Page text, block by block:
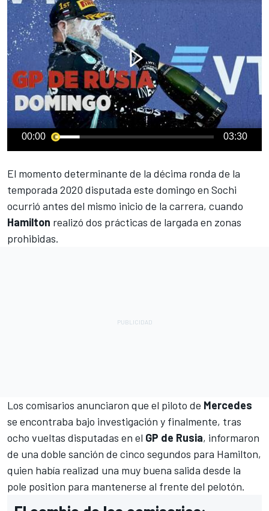
00:00 03:30
El momento determinante de la décima ronda de la
temporada 2020 disputada este domingo en Sochi
ocurrió antes del mismo inicio de la carrera, cuando
Hamilton realizó dos prácticas de largada en zonas
prohibidas.
Los comisarios anunciaron que el piloto de Mercedes
se encontraba bajo investigación y finalmente, tras
ocho vueltas disputadas en el GP de Rusia, informaron
de una doble sanción de cinco segundos para Hamilton,
quien había realizad una muy buena salida desde la
pole position para mantenerse al frente del pelotón.